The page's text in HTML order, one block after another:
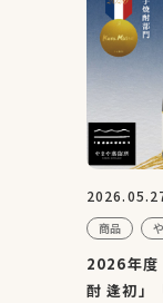
商品
2026年
酎 逢初